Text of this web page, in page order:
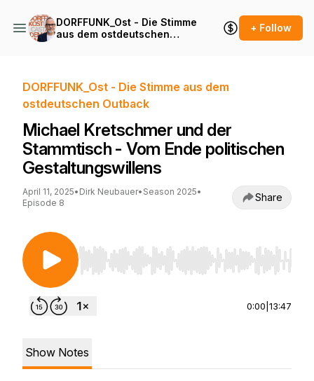
DORFFUNK_Ost - Die Stimme
aus dem ostdeutschen
+ Follow
DORFFUNK_Ost - Die Stimme aus dem
ostdeutschen Outback
Michael Kretschmer und der
Stammtisch - Vom Ende politischen
Gestaltungswillens
April 11, 2025• Dirk Neubauer• Season 2025•
Episode 8
Share
Use Left/Right to seek, Home/End to jump to
0:00 13:47
Show Notes